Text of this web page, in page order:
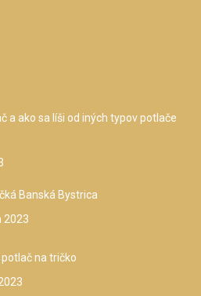
a ako sa líši od iných typov potlače
Banská Bystrica
2023
na tričko